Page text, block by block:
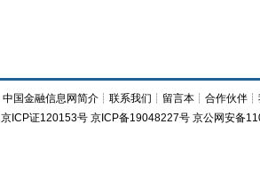
中国金融信息网简介 ┊联系我们 ┊ 留言本 ┊合作伙伴 ┊
京ICP证120153号 京ICP备19048227号 京公网安备